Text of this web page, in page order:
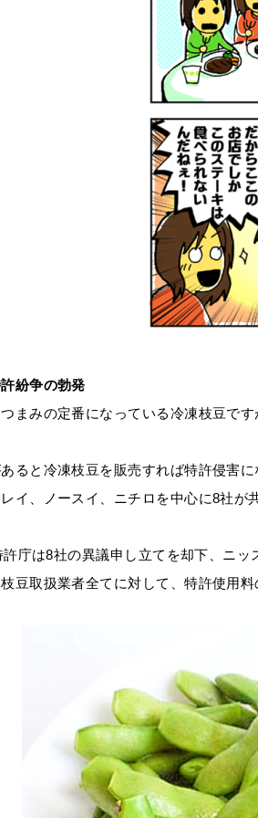
紛争の勃発
まみの定番になっている冷凍枝豆で
ると冷凍枝豆を販売すれば特許侵害に
イ、ノースイ、ニチロを中心に8社が
庁は8社の異議申し立てを却下、ニッ
豆取扱業者全てに対して、特許使用